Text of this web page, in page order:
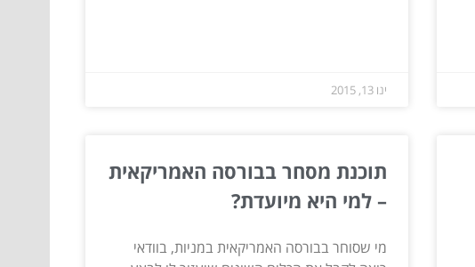
ינו 13, 2015
תוכנת מסחר בבורסה האמריקאית
– למי היא מיועדת?
מי שסוחר בבורסה האמריקאית במניות, בוודאי